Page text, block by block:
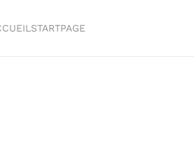
STARTPAGE